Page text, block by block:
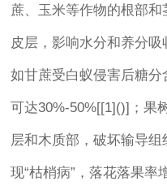
蔗、玉米等作物的根部
皮层，影响水分和养分吸
如甘蔗受白蚁侵害后糖
可达30%-50%[[1]()]；果
层和木质部，破坏输导
现“枯梢病”，落花落果率